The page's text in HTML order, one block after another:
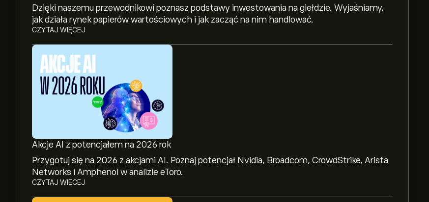
Dzięki naszemu przewodnikowi poznasz podstawy inwestowania na giełdzie. Wyjaśniamy,
jak działa rynek papierów wartościowych i jak zacząć na nim handlować.
CZYTAJ WIĘCEJ
Akcje AI z potencjałem na 2026 rok
Przygotuj się na 2026 z akcjami AI. Poznaj potencjał Nvidia, Broadcom, CrowdStrike, Arista
Networks i Amphenol w analizie eToro.
CZYTAJ WIĘCEJ